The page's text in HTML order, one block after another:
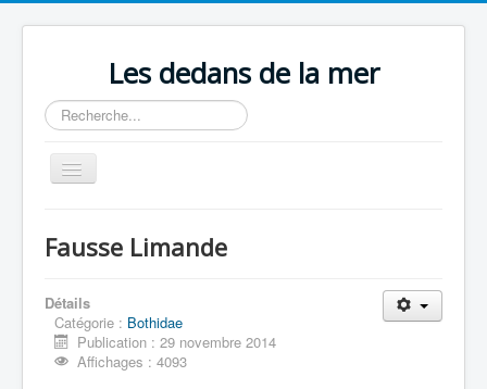
Les dedans de la mer
Rechercher
Basculer
la
Publications
Contenu du livre
Revue de presse
Contact
Fausse Limande
Détails
Catégorie : Bothidae
Publication : 29 novembre 2014
Affichages : 4093